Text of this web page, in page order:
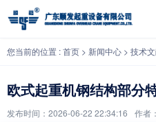
欧式起重机钢结构部分特点介绍
您当前的位置 :首页 > 新闻中心 > 技术
欧式起重机钢结构部分
发布时间：2026-06-22 22:34:16 作者